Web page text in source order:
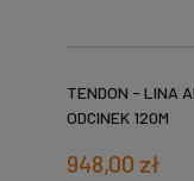
TENDON - LINA
ODCINEK 120M
948,00 zł